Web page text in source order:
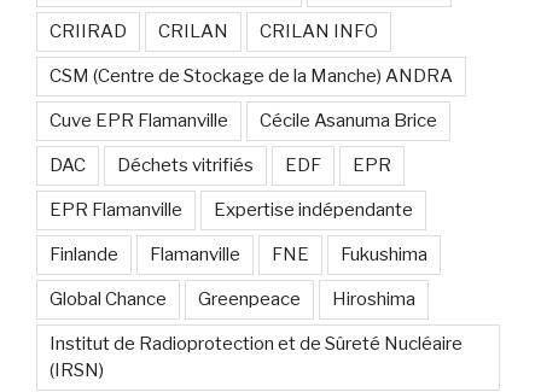
CRIIRAD CRILAN CRILAN INFO
CSM (Centre de Stockage de la Manche) ANDRA
Cuve EPR Flamanville Cécile Asanuma Brice
DAC Déchets vitrifiés EDF EPR
EPR Flamanville Expertise indépendante
Finlande Flamanville FNE Fukushima
Global Chance Greenpeace Hiroshima
Institut de Radioprotection et de Sûreté Nucléaire
(IRSN)